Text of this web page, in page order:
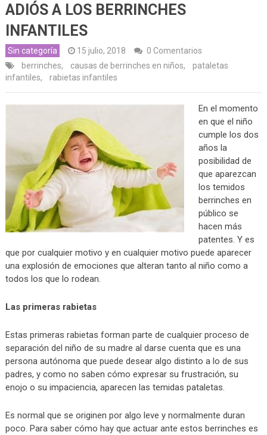
ADIÓS A LOS BERRINCHES
INFANTILES
Sin categoría 15 julio, 2018
0 Comentarios
berrinches, causas de berrinches en niños,
pataletas
infantiles, rabietas infantiles
En el momento
en que el niño
cumple los dos
años la
posibilidad de
que aparezcan
los temidos
berrinches en
público se
hacen más
patentes. Y es
que por cualquier motivo y en cualquier motivo puede aparecer
una explosión de emociones que alteran tanto al niño como a
todos los que lo rodean.
Las primeras rabietas
Estas primeras rabietas forman parte de cualquier proceso de
separación del niño de su madre al darse cuenta que es una
persona autónoma que puede desear algo distinto a lo de sus
padres, y como no saben cómo expresar su frustración, su
enojo o su impaciencia, aparecen las temidas pataletas.
Es normal que se originen por algo leve y normalmente duran
poco. Para saber cómo hay que actuar ante estos berrinches es